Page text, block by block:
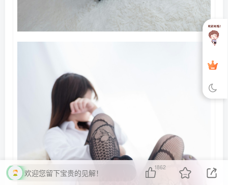
欢迎您留下宝贵的见解！
1862